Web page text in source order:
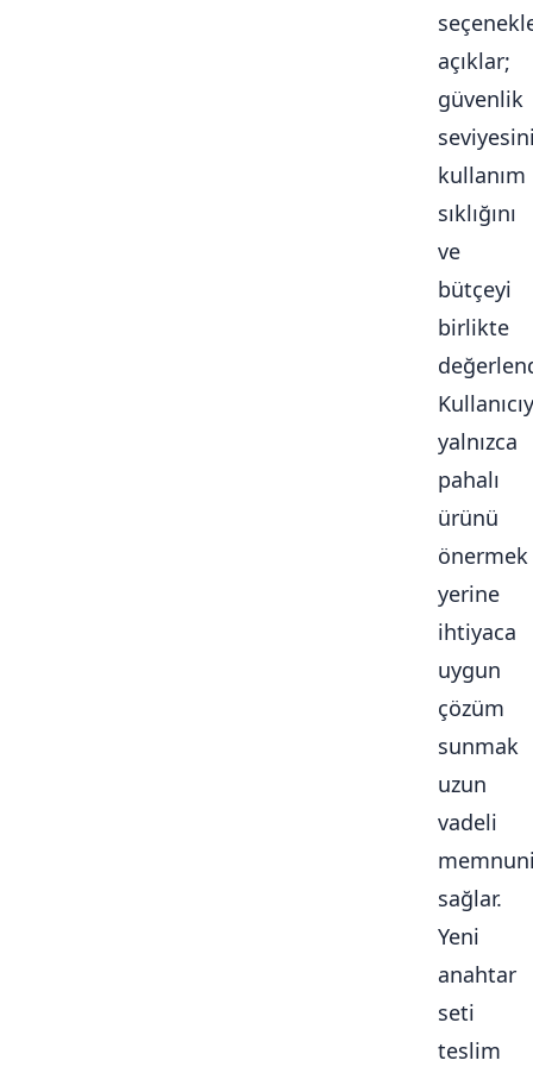
açıklar;
güvenlik
kullanım
sıklığını
ve
bütçeyi
birlikte
yalnızca
pahalı
ürünü
önermek
yerine
ihtiyaca
uygun
çözüm
sunmak
uzun
vadeli
sağlar.
Yeni
anahtar
seti
teslim